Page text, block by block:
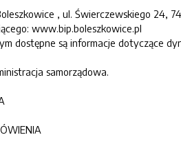
, ul. Świerczewskiego
www.bip.boleszkowice.pl
dostępne są informacje dotyczące
samorządowa.